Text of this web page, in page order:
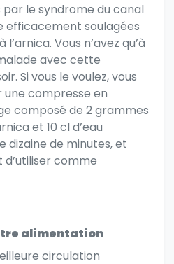
par le syndrome du canal
soulagées
Vous n’avez qu’à
avec cette
Si vous le voulez, vous
une compresse en
composé de 2 grammes
et 10 cl d’eau
dizaine de minutes, et
comme
alimentation
circulation